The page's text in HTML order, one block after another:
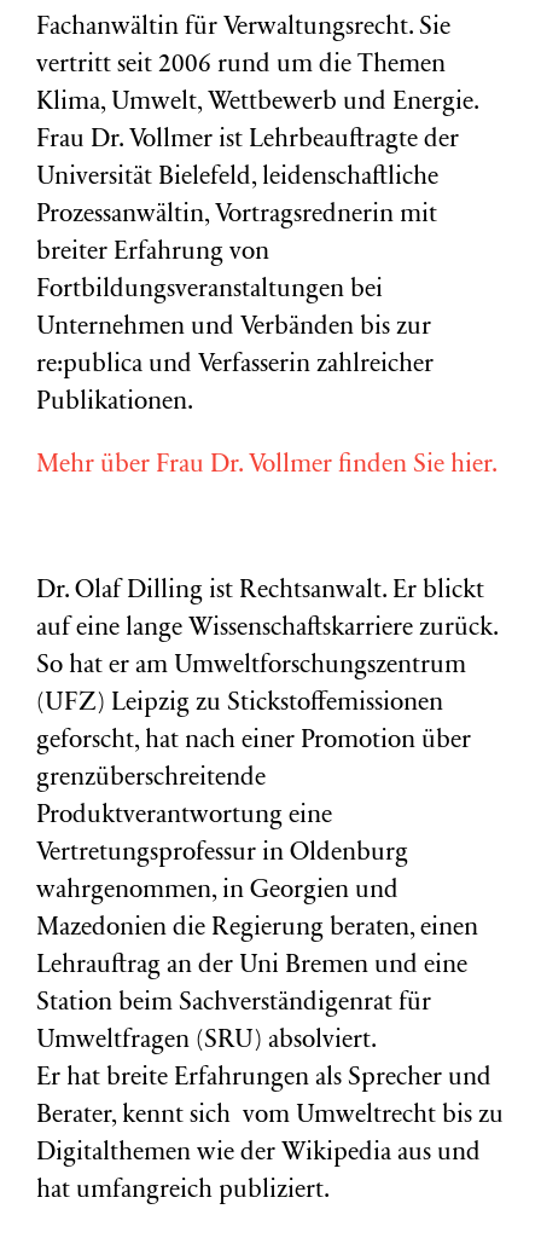
Fachanwältin für Verwaltungsrecht. Sie
vertritt seit 2006 rund um die Themen
Klima, Umwelt, Wettbewerb und Energie.
Frau Dr. Vollmer ist Lehrbeauftragte der
Universität Bielefeld, leidenschaftliche
Prozessanwältin, Vortragsrednerin mit
breiter Erfahrung von
Fortbildungsveranstaltungen bei
Unternehmen und Verbänden bis zur
re:publica und Verfasserin zahlreicher
Publikationen.
Mehr über Frau Dr. Vollmer finden Sie hier.
Dr. Olaf Dilling ist Rechtsanwalt. Er blickt
auf eine lange Wissenschaftskarriere zurück.
So hat er am Umweltforschungszentrum
(UFZ) Leipzig zu Stickstoffemissionen
geforscht, hat nach einer Promotion über
grenzüberschreitende
Produktverantwortung eine
Vertretungsprofessur in Oldenburg
wahrgenommen, in Georgien und
Mazedonien die Regierung beraten, einen
Lehrauftrag an der Uni Bremen und eine
Station beim Sachverständigenrat für
Umweltfragen (SRU) absolviert.
Er hat breite Erfahrungen als Sprecher und
Berater, kennt sich vom Umweltrecht bis zu
Digitalthemen wie der Wikipedia aus und
hat umfangreich publiziert.